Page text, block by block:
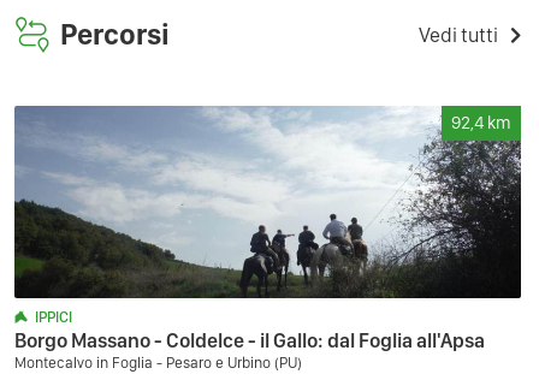
Percorsi Vedi tutti
92,4 km
IPPICI
Borgo Massano - Coldelce - il Gallo: dal Foglia all'Apsa
Montecalvo in Foglia - Pesaro e Urbino (PU)